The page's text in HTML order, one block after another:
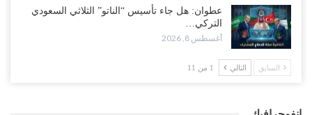
عطوان: هل جاء تأسيس “الناتو” الثلاثي السعودي
التركي…
أغسطس 8, 2026
السابق التالي 1 من 11